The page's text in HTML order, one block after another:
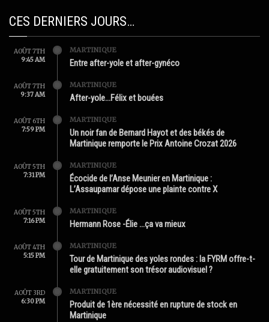
CES DERNIERS JOURS…
AOÛT 7TH
9:45 AM
MARTINIQUE
Entre after-yole et after-gynéco
AOÛT 7TH
9:37 AM
MARTINIQUE
After-yole…Félix et bouées
AOÛT 6TH
7:59 PM
MARTINIQUE
Un noir fan de Bernard Hayot et des békés de
Martinique remporte le Prix Antoine Crozat 2026
AOÛT 5TH
7:31 PM
MARTINIQUE
Écocide de l’Anse Meunier en Martinique :
L’Assaupamar dépose une plainte contre X
AOÛT 5TH
7:16 PM
MARTINIQUE
Hermann Rose -Élie …ça va mieux
AOÛT 4TH
5:15 PM
MARTINIQUE
Tour de Martinique des yoles rondes : la FYRM offre-t-
elle gratuitement son trésor audiovisuel ?
AOÛT 3RD
6:30 PM
MARTINIQUE
Produit de 1ère nécessité en rupture de stock en
Martinique